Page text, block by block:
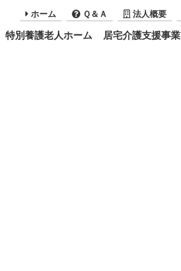
特別養護老人ホーム 居宅介護支援事業
ホーム Ｑ＆Ａ 法人概要